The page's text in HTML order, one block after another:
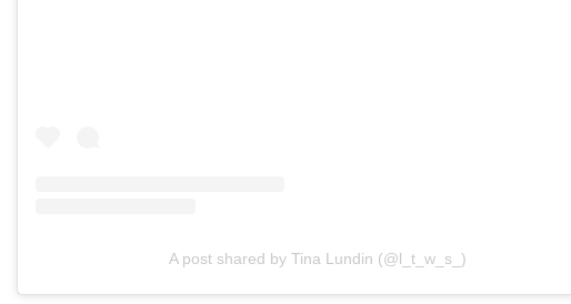
A post shared by Tina Lundin (@l_t_w_s_)